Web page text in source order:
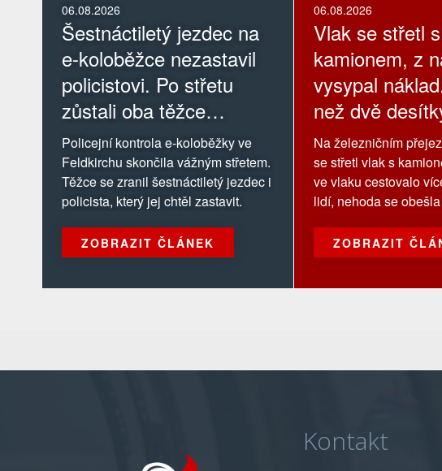
06.08.2026
Šestnáctiletý jezdec na
e-koloběžce nezastavil
policistovi. Po střetu
zůstali oba těžce
zranění
Policejní kontrola e-koloběžky ve
Feldkirchu skončila vážným střetem.
Těžce se zranil šestnáctiletý jezdec i
policista, který jej chtěl zastavit.
ZOBRAZIT ČLÁNEK
06.08.2026
Vlak se střetl s
kamionem, z
vysypal
než dvě
cestujících
zranění
Na železničním
se střetl vlak s
ve vlaku cestovalo
lidí, nehoda se
ZOBRAZIT
Kontakt